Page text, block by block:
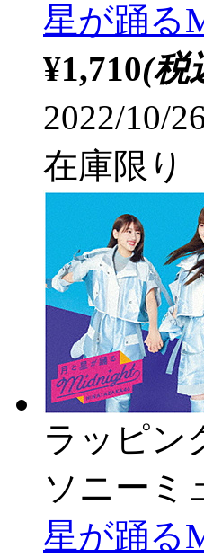
星が踊る
¥1,710(税
2022/10/
在庫限り
ラッピン
ソニーミ
星が踊る